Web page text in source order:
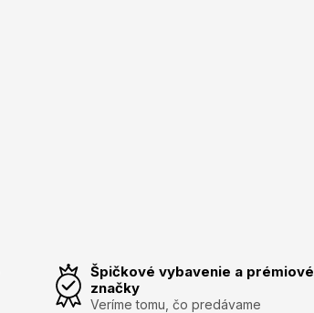
Špičkové vybavenie a prémiové
značky
Veríme tomu, čo predávame